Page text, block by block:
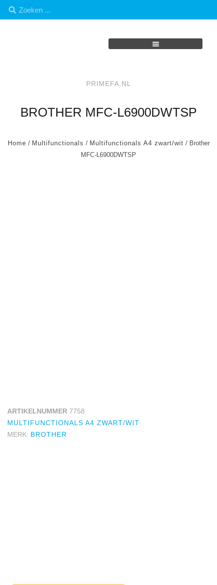
PRIMEFA.NL
BROTHER MFC-L6900DWTSP
Home / Multifunctionals / Multifunctionals A4 zwart/wit / Brother
MFC-L6900DWTSP
ARTIKELNUMMER 7758
MULTIFUNCTIONALS A4 ZWART/WIT
MERK: BROTHER